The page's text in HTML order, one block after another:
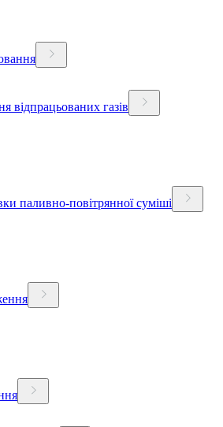
відпрацьованих газів
паливно-повітрянної суміші